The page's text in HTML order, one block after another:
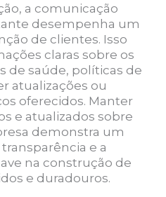
a comunicação
desempenha um
de clientes. Isso
claras sobre os
de saúde, políticas de
atualizações ou
oferecidos. Manter
e atualizados sobre
demonstra um
e a
na construção de
e duradouros.